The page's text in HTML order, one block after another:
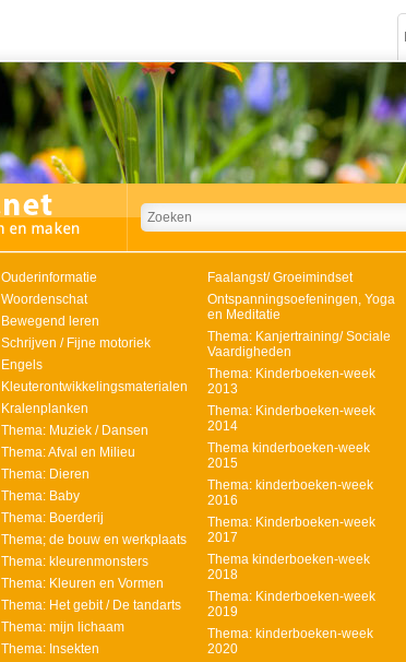
Ouderinformatie
Woordenschat
Bewegend leren
Schrijven / Fijne motoriek
Engels
Kleuterontwikkelingsmaterialen
Kralenplanken
Thema: Muziek / Dansen
Thema: Afval en Milieu
Thema: Dieren
Thema: Baby
Thema: Boerderij
Thema; de bouw en werkplaats
Thema: kleurenmonsters
Thema: Kleuren en Vormen
Thema: Het gebit / De tandarts
Thema: mijn lichaam
Thema: Insekten
Faalangst/ Groeimindset
Ontspanningsoefeningen, Yoga
en Meditatie
Thema: Kanjertraining/ Sociale
Vaardigheden
Thema: Kinderboeken-week
2013
Thema: Kinderboeken-week
2014
Thema kinderboeken-week
2015
Thema: kinderboeken-week
2016
Thema: Kinderboeken-week
2017
Thema kinderboeken-week
2018
Thema: Kinderboeken-week
2019
Thema: kinderboeken-week
2020